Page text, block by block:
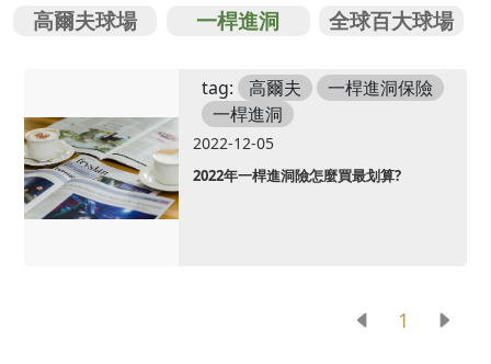
高爾夫球場
一桿進洞 全球百大球場
tag: 高爾夫
一桿進洞保險
一桿進洞
2022-12-05
2022年一桿進洞險怎麼買最划算?
1